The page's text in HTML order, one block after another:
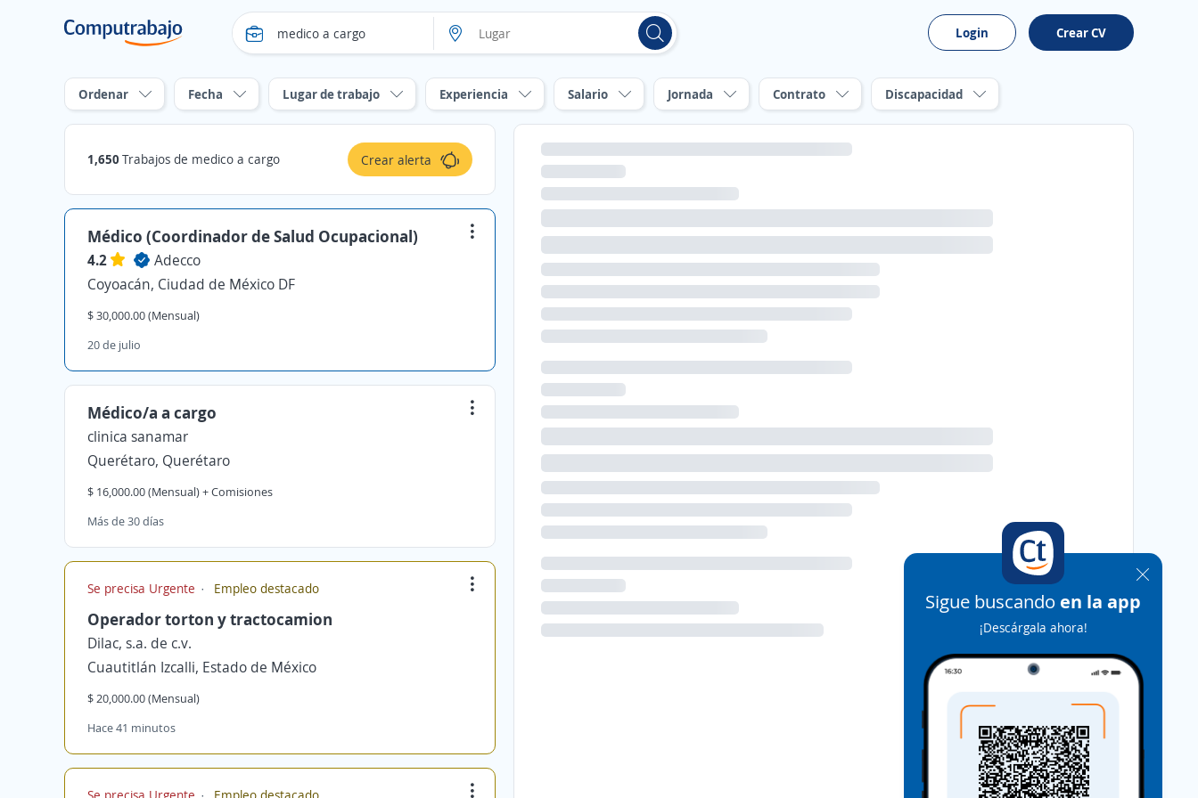
Login Crear CV
Ordenar Fecha Lugar de trabajo Experiencia Salario Jornada Contrato Discapacidad
1,650 Trabajos de medico a cargo Crear alerta
Médico (Coordinador de Salud Ocupacional)
4.2
Adecco
Coyoacán, Ciudad de México DF
$ 30,000.00 (Mensual)
20 de julio
Médico/a a cargo
clinica sanamar
Querétaro, Querétaro
$ 16,000.00 (Mensual) + Comisiones
Más de 30 días
Se precisa Urgente Empleo destacado
Operador torton y tractocamion
Dilac, s.a. de c.v.
Cuautitlán Izcalli, Estado de México
$ 20,000.00 (Mensual)
Hace 41 minutos
Sigue buscando en la app
¡Descárgala ahora!